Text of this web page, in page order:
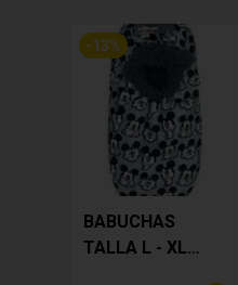
-13%
BABUCHAS
TALLA L - XL